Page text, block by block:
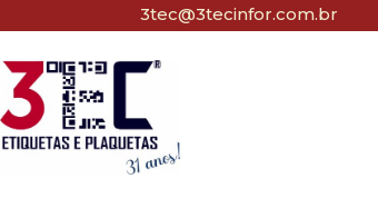
3tec@3tecinfor.com.br